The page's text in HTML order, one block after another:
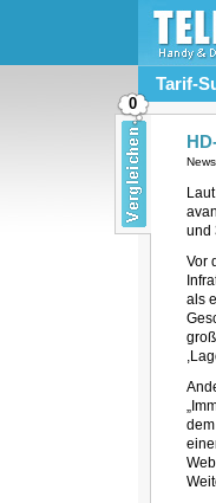
Tarif-
und
Vor
als
0